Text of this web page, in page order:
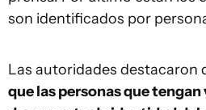
son identificados por
Las autoridades destacaron
que las personas que tengan